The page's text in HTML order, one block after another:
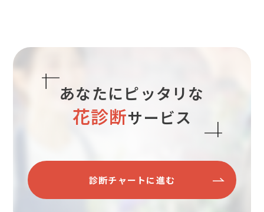
あなたにピッタリな
花診断サービス
診断チャートに進む